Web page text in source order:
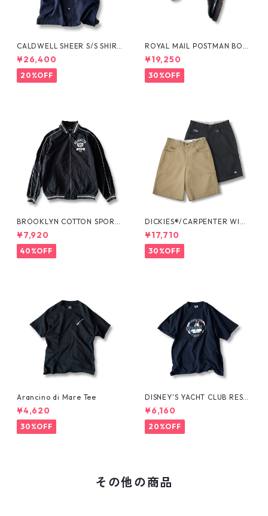
CALDWELL SHEER S/S SHIRT
by Polo Ralph Lauren
¥26,400
20%OFF
ROYAL MAIL POSTMAN BOO
TS by Dr.MARTENS
¥19,250
30%OFF
BROOKLYN COTTON SPORT
JKT by Polo Ralph Lauren
¥7,920
40%OFF
DICKIES®/CARPENTER WIDE
SHORTS -SEDAN ALL-PURPO
SE-
¥17,710
30%OFF
Arancino di Mare Tee
¥4,620
30%OFF
DISNEY'S YACHT CLUB RESO
RT Tee
¥6,160
20%OFF
その他の商品